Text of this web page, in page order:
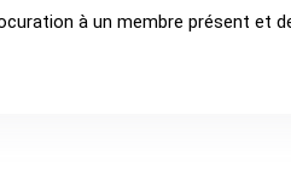
à un membre présent et